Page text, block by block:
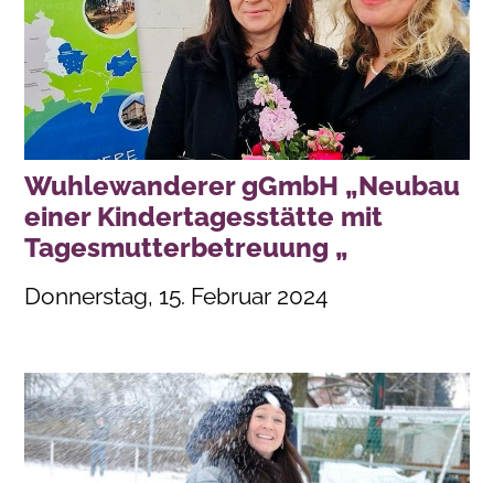
Wuhlewanderer gGmbH „Neubau
einer Kindertagesstätte mit
Tagesmutterbetreuung „
Donnerstag, 15. Februar 2024